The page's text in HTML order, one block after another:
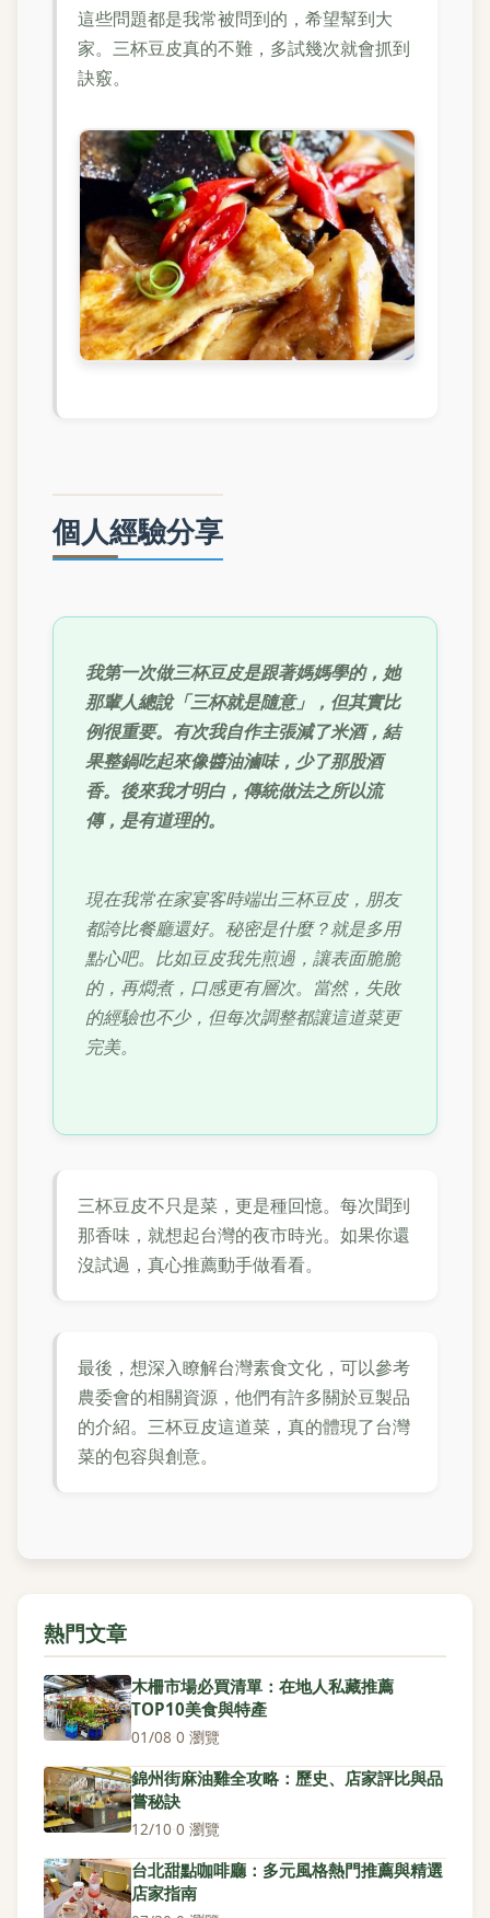
這些問題都是我常被問到的，希望幫到大
家。三杯豆皮真的不難，多試幾次就會抓到
訣竅。
個人經驗分享
我第一次做三杯豆皮是跟著媽媽學的，她
那輩人總說「三杯就是隨意」，但其實比
例很重要。有次我自作主張減了米酒，結
果整鍋吃起來像醬油滷味，少了那股酒
香。後來我才明白，傳統做法之所以流
傳，是有道理的。
現在我常在家宴客時端出三杯豆皮，朋友
都誇比餐廳還好。秘密是什麼？就是多用
點心吧。比如豆皮我先煎過，讓表面脆脆
的，再燜煮，口感更有層次。當然，失敗
的經驗也不少，但每次調整都讓這道菜更
完美。
三杯豆皮不只是菜，更是種回憶。每次聞到
那香味，就想起台灣的夜市時光。如果你還
沒試過，真心推薦動手做看看。
最後，想深入瞭解台灣素食文化，可以參考
農委會的相關資源，他們有許多關於豆製品
的介紹。三杯豆皮這道菜，真的體現了台灣
菜的包容與創意。
熱門文章
木柵市場必買清單：在地人私藏推薦
TOP10美食與特產
01/08·0 瀏覽
錦州街麻油雞全攻略：歷史、店家評比與品
嘗秘訣
12/10·0 瀏覽
台北甜點咖啡廳：多元風格熱門推薦與精選
店家指南